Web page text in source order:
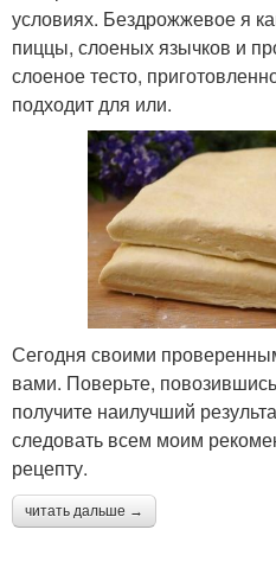
условиях. Бездрожжевое я
пиццы, слоеных язычков и
слоеное тесто,
подходит для или.
Сегодня своими
вами. Поверьте,
получите наилучший
следовать всем моим
рецепту.
читать дальше →